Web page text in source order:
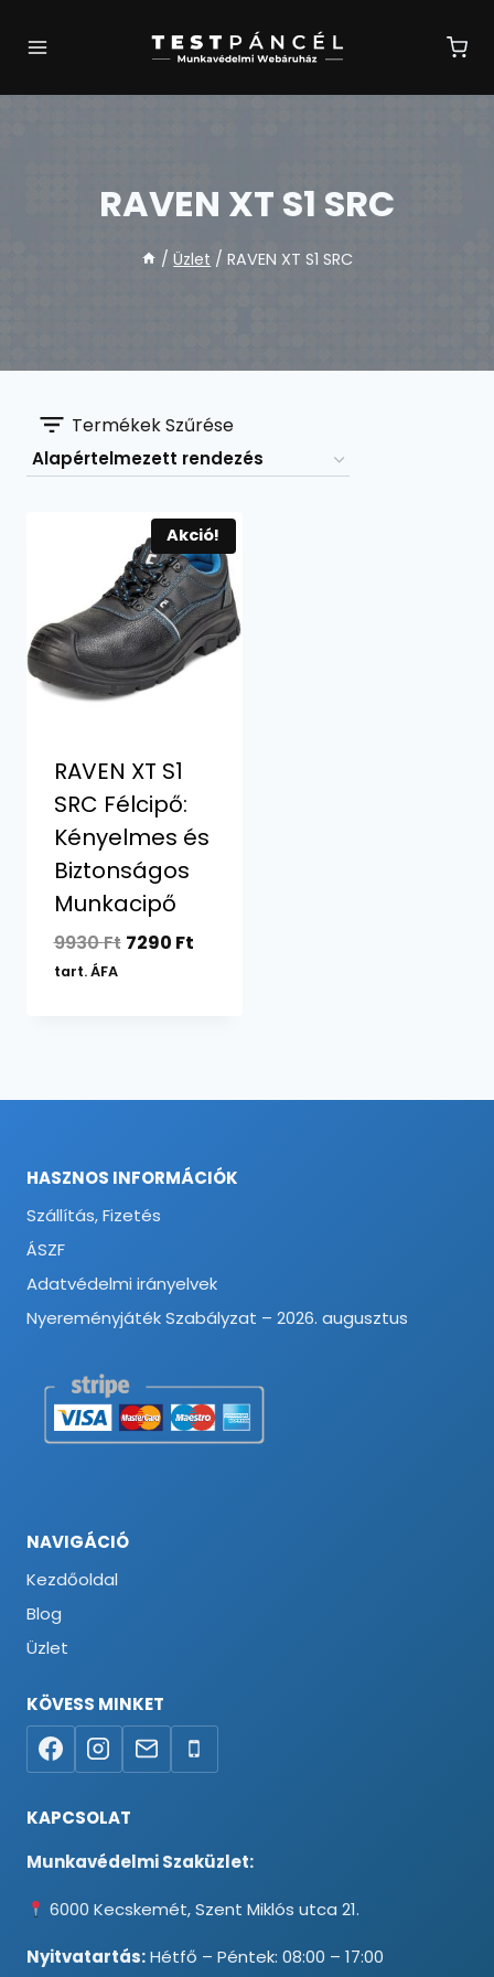
RAVEN XT S1 SRC
/ Üzlet / RAVEN XT S1 SRC
Termékek Szűrése
Akció!
RAVEN XT S1
SRC Félcipő:
Kényelmes és
Biztonságos
Munkacipő
9930Ft Original
7290 FtCurrent
tart. ÁFA
HASZNOS INFORMÁCIÓK
Szállítás, Fizetés
ÁSZF
Adatvédelmi irányelvek
Nyereményjáték Szabályzat – 2026. augusztus
NAVIGÁCIÓ
Kezdőoldal
Blog
Üzlet
KÖVESS MINKET
KAPCSOLAT
Munkavédelmi Szaküzlet:
6000 Kecskemét, Szent Miklós utca 21.
Nyitvatartás:Hétfő – Péntek: 08:00 – 17:00